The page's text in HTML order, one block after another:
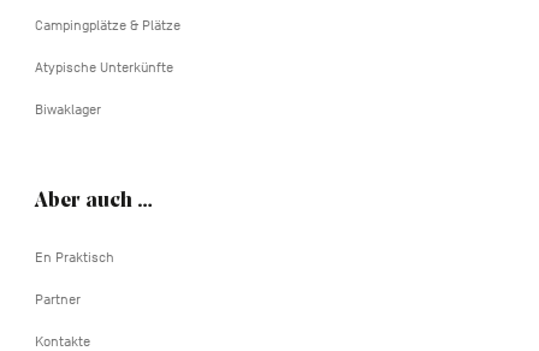
Campingplätze & Plätze
Atypische Unterkünfte
Biwaklager
Aber auch …
En Praktisch
Partner
Kontakte